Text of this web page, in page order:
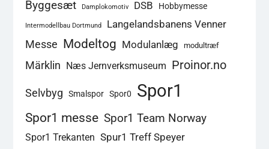
Byggesæt Damplokomotiv DSB Hobbymesse
Intermodellbau Dortmund
Langelandsbanens Venner
Messe Modeltog Modulanlæg modultræf
Märklin Næs Jernverksmuseum Proinor.no
Selvbyg Smalspor Spor0 Spor1
Spor1 messe Spor1 Team Norway
Spor1 Trekanten Spur1 Treff Speyer